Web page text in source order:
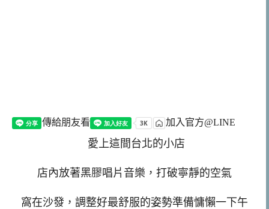
傳給朋友看 加入官方@LINE
愛上這間台北的小店
店內放著黑膠唱片音樂，打破寧靜的空氣
窩在沙發，調整好最舒服的姿勢準備慵懶一下午